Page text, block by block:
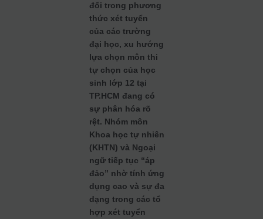
đổi trong phương
thức xét tuyển
của các trường
đại học, xu hướng
lựa chọn môn thi
tự chọn của học
sinh lớp 12 tại
TP.HCM đang có
sự phân hóa rõ
rệt. Nhóm môn
Khoa học tự nhiên
(KHTN) và Ngoại
ngữ tiếp tục “áp
đảo” nhờ tính ứng
dụng cao và sự đa
dạng trong các tổ
hợp xét tuyển